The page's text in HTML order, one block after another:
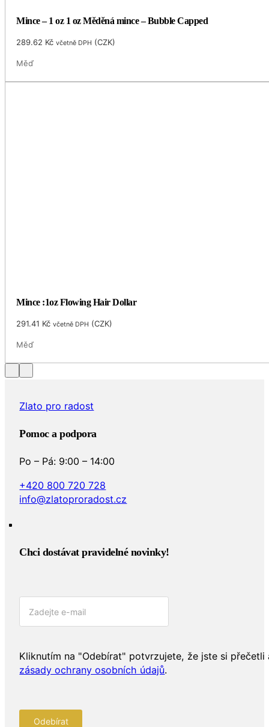
Mince – 1 oz 1 oz Měděná mince – Bubble Capped
289.62 Kč včetně DPH (CZK)
Měď
Mince :1oz Flowing Hair Dollar
291.41 Kč včetně DPH (CZK)
Měď
Zlato pro radost
Pomoc a podpora
Po – Pá: 9:00 – 14:00
+420 800 720 728
info@zlatoproradost.cz
Chci dostávat pravidelné novinky!​
Kliknutím na "Odebírat" potvrzujete, že jste si přečetli
zásady ochrany osobních údajů.
Odebírat